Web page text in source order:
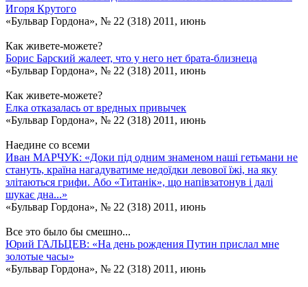
Игоря Крутого
«Бульвар Гордона», № 22 (318) 2011, июнь
Как живете-можете?
Борис Барский жалеет, что у него нет брата-близнеца
«Бульвар Гордона», № 22 (318) 2011, июнь
Как живете-можете?
Елка отказалась от вредных привычек
«Бульвар Гордона», № 22 (318) 2011, июнь
Наедине со всеми
Иван МАРЧУК: «Доки пiд одним знаменом нашi гетьмани не
стануть, країна нагадуватиме недоїдки левової їжi, на яку
злiтаються грифи. Або «Титанiк», що напiвзатонув i далi
шукає дна...»
«Бульвар Гордона», № 22 (318) 2011, июнь
Все это было бы смешно...
Юрий ГАЛЬЦЕВ: «На день рождения Путин прислал мне
золотые часы»
«Бульвар Гордона», № 22 (318) 2011, июнь